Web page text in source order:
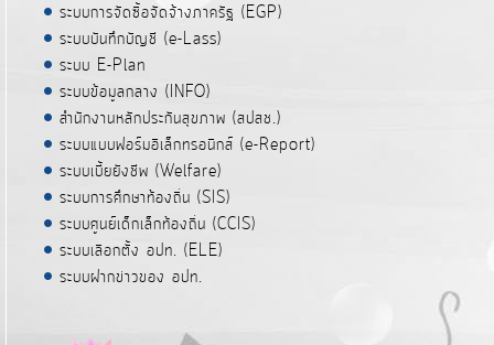
ระบบการจัดซื้อจัดจ้างภาครัฐ (EGP)
ระบบบันทึกบัญชี (e-Lass)
ระบบ E-Plan
ระบบข้อมูลกลาง (INFO)
สำนักงานหลักประกันสุขภาพ (สปสช.)
ระบบแบบฟอร์มอิเล็กทรอนิกส์ (e-Report)
ระบบเบี้ยยังชีพ (Welfare)
ระบบการศึกษาท้องถิ่น (SIS)
ระบบศูนย์เด็กเล็กท้องถิ่น (CCIS)
ระบบเลือกตั้ง อปท. (ELE)
ระบบฝากข่าวของ อปท.